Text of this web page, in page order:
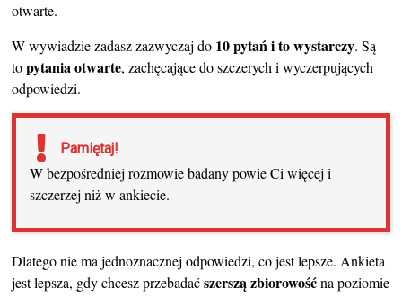
otwarte.
W wywiadzie zadasz zazwyczaj do 10 pytań i to wystarczy. Są
topytania otwarte, zachęcające do szczerych i wyczerpujących
odpowiedzi.
Pamiętaj!
W bezpośredniej rozmowie badany powie Ci więcej i
szczerzej niż w ankiecie.
Dlatego nie ma jednoznacznej odpowiedzi, co jest lepsze. Ankieta
jest lepsza, gdy chcesz przebadaćszerszą zbiorowośćna poziomie